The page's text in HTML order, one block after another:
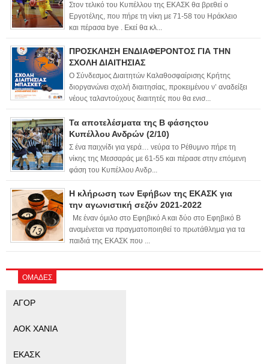
Στον τελικό του Κυπέλλου της ΕΚΑΣΚ θα βρεθεί ο
Εργοτέλης, που πήρε τη νίκη με 71-58 του Ηράκλειο
και πέρασα bye . Εκεί θα κλ...
ΠΡΟΣΚΛΗΣΗ ΕΝΔΙΑΦΕΡΟΝΤΟΣ ΓΙΑ ΤΗΝ
ΣΧΟΛΗ ΔΙΑΙΤΗΣΙΑΣ
Ο Σύνδεσμος Διαιτητών Καλαθοσφαίρισης Κρήτης
διοργανώνει σχολή διαιτησίας, προκειμένου ν’ αναδείξει
νέους ταλαντούχους διαιτητές που θα ενισ...
Τα αποτελέσματα της Β φάσηςτου
Κυπέλλου Ανδρών (2/10)
Σ ένα παιχνίδι για γερά… νεύρα το Ρέθυμνο πήρε τη
νίκης της Μεσσαράς με 61-55 και πέρασε στην επόμενη
φάση του Κυπέλλου Ανδρ...
Η κλήρωση των Εφήβων της ΕΚΑΣΚ για
την αγωνιστική σεζόν 2021-2022
Με έναν όμιλο στο Εφηβικό Α και δύο στο Εφηβικό Β
αναμένεται να πραγματοποιηθεί το πρωτάθλημα για τα
παιδιά της ΕΚΑΣΚ που ...
ΟΜΑΔΕΣ
ΑΓΟΡ
ΑΟΚ ΧΑΝΙΑ
ΕΚΑΣΚ